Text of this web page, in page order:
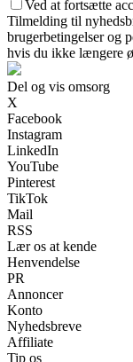
Ved at fortsætte
Tilmelding til
brugerbetingelser og
hvis du ikke længere
Del og vis omsorg
X
Facebook
Instagram
LinkedIn
YouTube
Pinterest
TikTok
Mail
RSS
Lær os at kende
Henvendelse
PR
Annoncer
Konto
Nyhedsbreve
Affiliate
Tip os